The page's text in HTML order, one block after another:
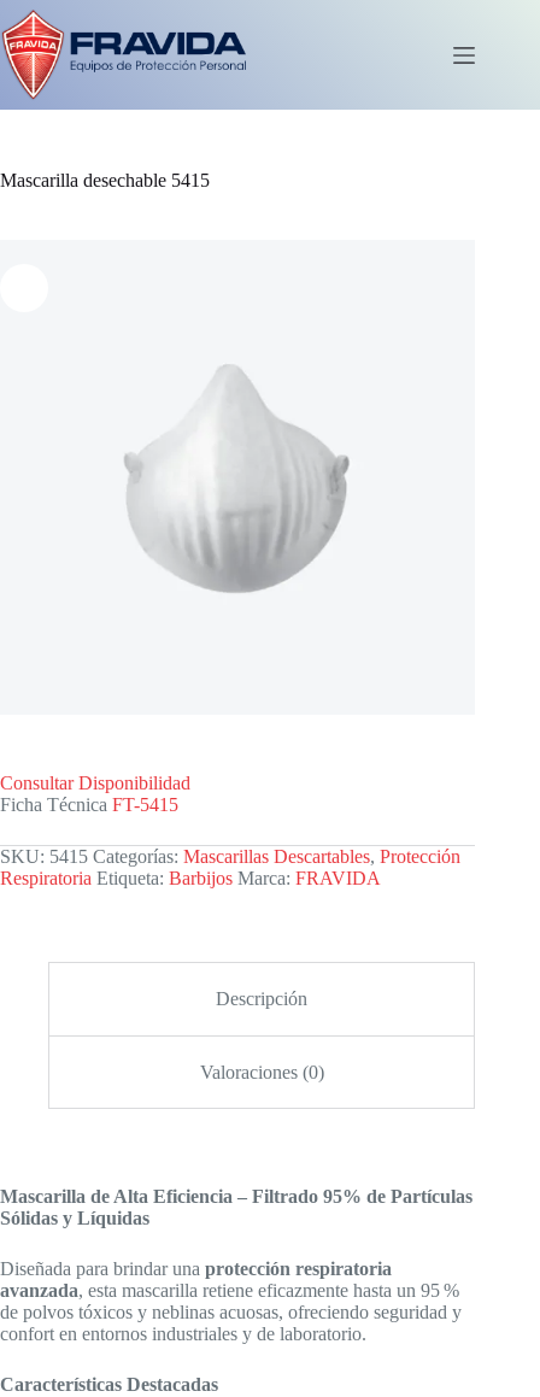
Saltar
al
contenido
Carro
compra
Mascarilla desechable 5415
Consultar Disponibilidad
Ficha Técnica FT-5415
SKU: 5415 Categorías: Mascarillas Descartables, Protección
Respiratoria Etiqueta: Barbijos Marca: FRAVIDA
Descripción
Valoraciones (0)
Mascarilla de Alta Eficiencia – Filtrado 95% de Partículas
Sólidas y Líquidas
Diseñada para brindar una protección respiratoria
avanzada, esta mascarilla retiene eficazmente hasta un 95 %
de polvos tóxicos y neblinas acuosas, ofreciendo seguridad y
confort en entornos industriales y de laboratorio.
Características Destacadas